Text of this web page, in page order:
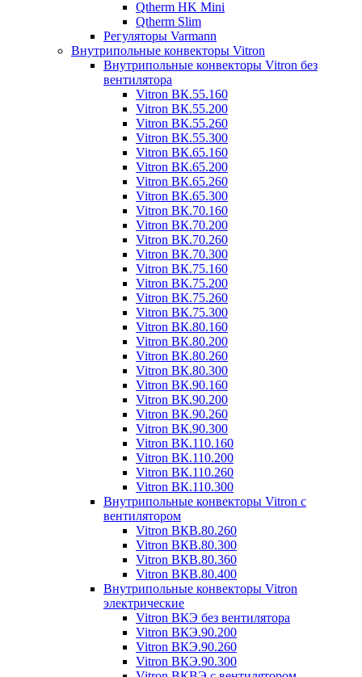
Qtherm HK Mini
Qtherm Slim
Регуляторы Varmann
Внутрипольные конвекторы Vitron
Внутрипольные конвекторы Vitron без
вентилятора
Vitron ВК.55.160
Vitron ВК.55.200
Vitron ВК.55.260
Vitron ВК.55.300
Vitron ВК.65.160
Vitron ВК.65.200
Vitron ВК.65.260
Vitron ВК.65.300
Vitron ВК.70.160
Vitron ВК.70.200
Vitron ВК.70.260
Vitron ВК.70.300
Vitron ВК.75.160
Vitron ВК.75.200
Vitron ВК.75.260
Vitron ВК.75.300
Vitron ВК.80.160
Vitron ВК.80.200
Vitron ВК.80.260
Vitron ВК.80.300
Vitron ВК.90.160
Vitron ВК.90.200
Vitron ВК.90.260
Vitron ВК.90.300
Vitron ВК.110.160
Vitron ВК.110.200
Vitron ВК.110.260
Vitron ВК.110.300
Внутрипольные конвекторы Vitron с
вентилятором
Vitron ВКВ.80.260
Vitron ВКВ.80.300
Vitron ВКВ.80.360
Vitron ВКВ.80.400
Внутрипольные конвекторы Vitron
электрические
Vitron ВКЭ без вентилятора
Vitron ВКЭ.90.200
Vitron ВКЭ.90.260
Vitron ВКЭ.90.300